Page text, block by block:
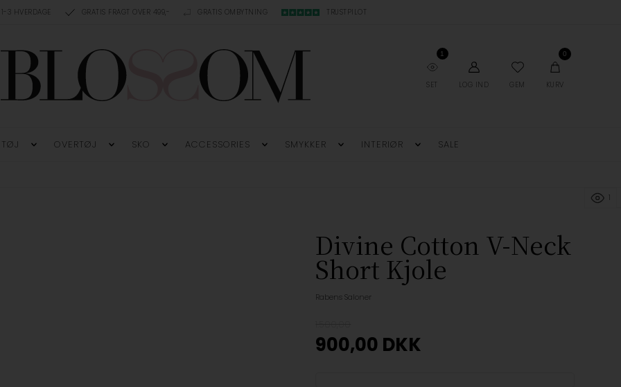
3 HVERDAGE GRATIS FRAGT OVER 499,- GRATIS OMBYTNING TRUSTPILOT
SET
1
LOG IND GEM
0
KURV
TØJ OVERTØJ SKO ACCESSORIES SMYKKER INTERIØR SALE
Divine Cotton V-Neck
Short Kjole
Rabens Saloner
900,00 DKK
1